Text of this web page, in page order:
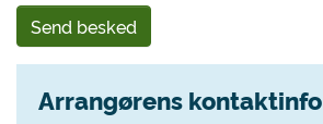
Send besked
Arrangørens kontaktinfo